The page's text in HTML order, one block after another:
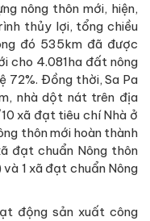
nông thôn mới, hiện,
thủy lợi, tổng chiều
đó 535km đã được
cho 4.081ha đất nông
72%. Đồng thời, Sa Pa
nhà dột nát trên địa
xã đạt tiêu chí Nhà ở
thôn mới hoàn thành
đạt chuẩn Nông thôn
1 xã đạt chuẩn Nông
động sản xuất công